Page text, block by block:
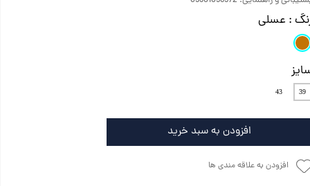
: عسلی
39
43
افزودن به سبد خرید
افزودن به علاقه مندی ها